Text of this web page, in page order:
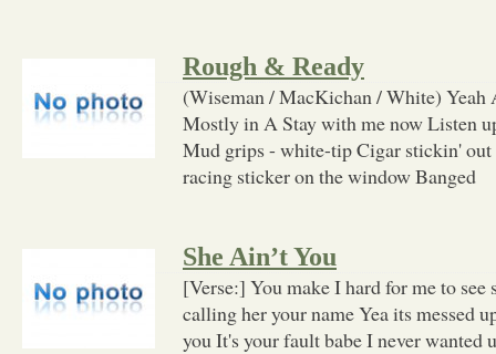
Rough & Ready
(Wiseman / MacKichan / White)
Mostly in A Stay with me now Listen
Mud grips - white-tip Cigar stickin' out
racing sticker on the window Banged
She Ain’t You
[Verse:] You make I hard for me to see
calling her your name Yea its messed
you It's your fault babe I never wanted